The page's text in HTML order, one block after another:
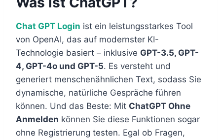
Chat GPT Login ist ein leistungsstarkes Tool
von OpenAI, das auf modernster KI-
Technologie basiert – inklusive GPT-3.5, GPT-
4, GPT-4o und GPT-5. Es versteht und
generiert menschenähnlichen Text, sodass Sie
dynamische, natürliche Gespräche führen
können. Und das Beste: Mit ChatGPT Ohne
Anmelden können Sie diese Funktionen sogar
ohne Registrierung testen. Egal ob Fragen,